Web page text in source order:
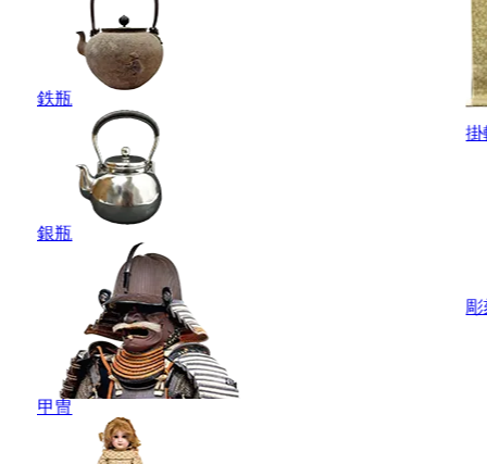
鉄瓶
銀瓶
甲冑
掛
彫